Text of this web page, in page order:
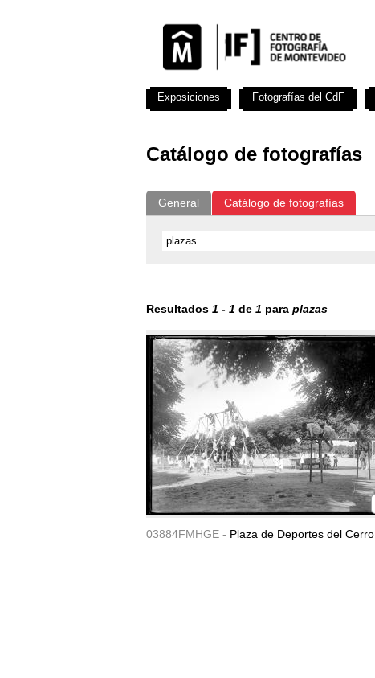
Catálogo de fotografías
General Catálogo de fotografías
Resultados 1 - 1 de 1 para plazas
03884FMHGE - Plaza de Deportes del Cerro.
Exposiciones Fotografías del CdF